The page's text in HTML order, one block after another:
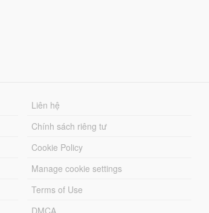
Liên hệ
Chính sách riêng tư
Cookie Policy
Manage cookie settings
Terms of Use
DMCA